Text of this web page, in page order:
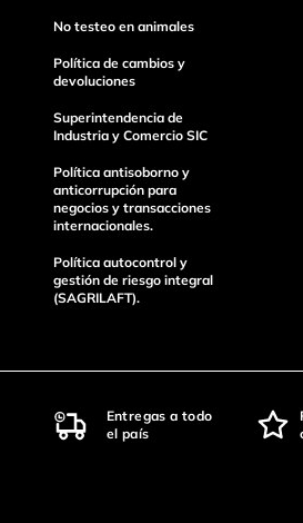
No testeo en animales
Política de cambios y
devoluciones
Superintendencia de
Industria y Comercio SIC
Política antisoborno y
anticorrupción para
negocios y transacciones
internacionales.
Política autocontrol y
gestión de riesgo integral
(SAGRILAFT).
Entregas a todo
el país